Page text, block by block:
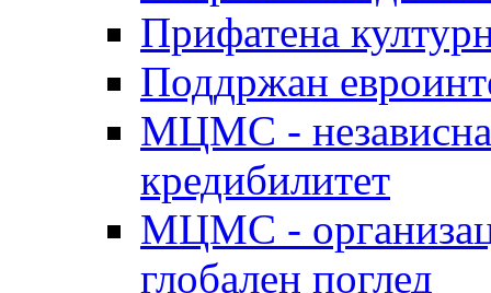
Прифатена
Поддржан
МЦМС - независна
кредибилитет
МЦМС -
глобален поглед